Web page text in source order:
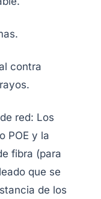
contra
red: Los
POE y la
fibra (para
que se
de los